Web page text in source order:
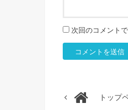
次回のコメント
トップ